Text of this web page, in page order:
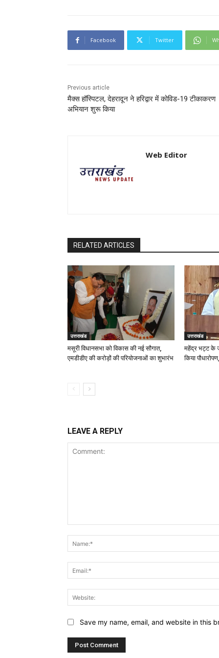
Facebook Twitter
Previous article
मैक्स हॉस्पिटल, देहरादून ने हरिद्वार में कोविड-19 टीकाकरण
अभियान शुरू किया
Web Editor
RELATED ARTICLES
उत्तराखंड
मसूरी विधानसभा को विकास की नई सौगात,
एमडीडीए की करोड़ों की परियोजनाओं का शुभारंभ
उत्तराखंड
महेंद्र भट्ट के
किया
LEAVE A REPLY
Save my name, email, and website in this